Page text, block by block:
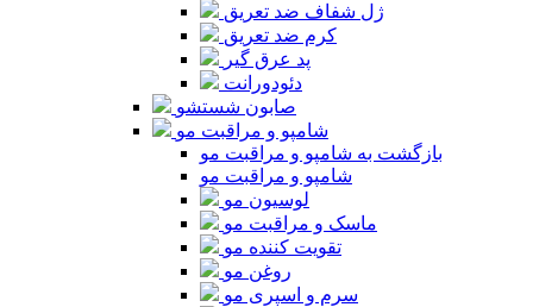
ژل شفاف ضد تعریق
کرم ضد تعریق
پد عرق گیر
دئودورانت
صابون شستشو
شامپو و مراقبت مو
بازگشت به شامپو و مراقبت مو
شامپو و مراقبت مو
لوسیون مو
ماسک و مراقبت مو
تقویت کننده مو
روغن مو
سرم و اسپری مو